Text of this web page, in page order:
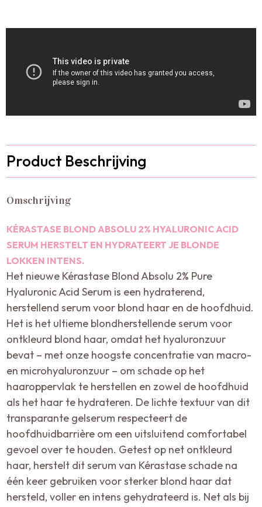
Product Beschrijving
Omschrijving
KÉRASTASE BLOND ABSOLU 2% HYALURONIC ACID
SERUM HERSTELT EN HYDRATEERT JE BLONDE
LOKKEN INTENS.
Het nieuwe Kérastase Blond Absolu 2% Pure
Hyaluronic Acid Serum is een hydraterend,
herstellend serum voor blond haar en de hoofdhuid.
Het is het ultieme blondherstellende serum voor
ontkleurd blond haar, omdat het hyaluronzuur
bevat – met onze hoogste concentratie van macro-
en microhyaluronzuur – om schade op het
haaroppervlak te herstellen en zowel de hoofdhuid
als het haar te hydrateren. De lichte textuur van dit
transparante gelserum respecteert de
hoofdhuidbarrière om een uitsluitend comfortabel
gevoel over te houden. Getest op net ontkleurd
haar, herstelt dit serum van Kérastase schade na
één keer gebruiken voor sterker blond haar dat
hersteld, voller en intens gehydrateerd is. Net als bij